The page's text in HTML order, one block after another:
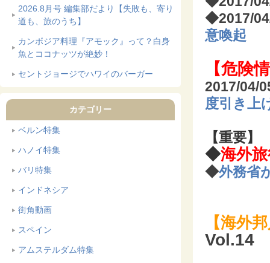
2026.8月号 編集部だより【失敗も、寄り
道も、旅のうち】
カンボジア料理『アモック』って？白身
魚とココナッツが絶妙！
セントジョージでハワイのバーガー
カテゴリー
ベルン特集
ハノイ特集
バリ特集
インドネシア
街角動画
スペイン
アムステルダム特集
◆2017/
意喚起
【危険
2017/
度引き上
【重要】
◆海外
◆外務省
【海外